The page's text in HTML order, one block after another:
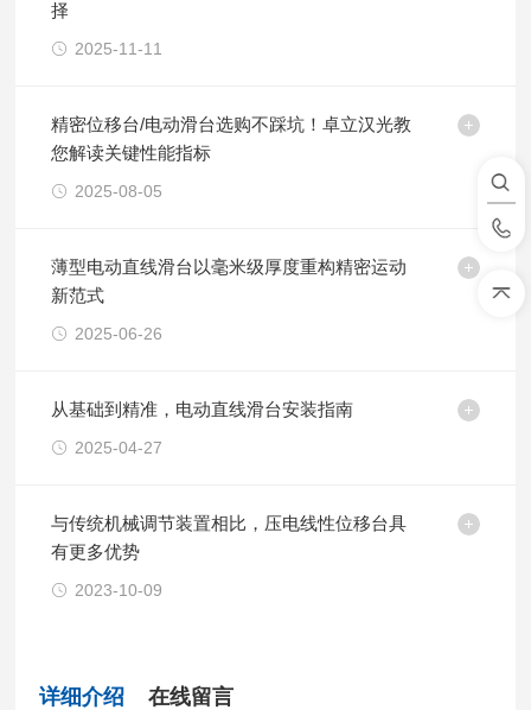
择
2025-11-11
精密位移台/电动滑台选购不踩坑！卓立汉光教
您解读关键性能指标
2025-08-05
薄型电动直线滑台以毫米级厚度重构精密运动
新范式
2025-06-26
从基础到精准，电动直线滑台安装指南
2025-04-27
与传统机械调节装置相比，压电线性位移台具
有更多优势
2023-10-09
详细介绍 在线留言